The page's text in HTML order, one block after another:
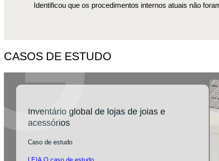
Identificou que os procedimentos internos atuais não
CASOS DE ESTUDO
Inventário global de lojas de joias e
acessórios
Caso de estudo